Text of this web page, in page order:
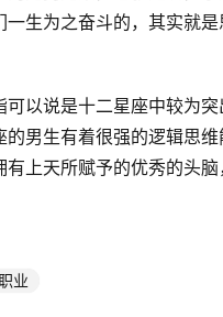
生为之奋斗的，其实就
说是十二星座中较为突
男生有着很强的逻辑思
上天所赋予的优秀的头
业